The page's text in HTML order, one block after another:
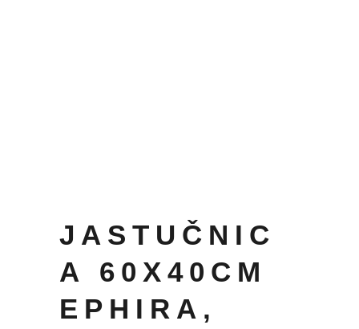
JASTUČNIC
A 60X40CM
EPHIRA,